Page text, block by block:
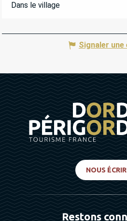
Dans le village
Signaler une
NOUS
Restons